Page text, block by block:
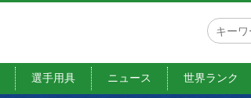
選手用具 ニュース 世界ランク